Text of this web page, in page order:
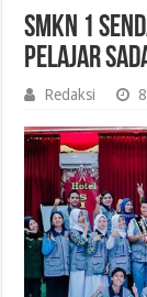
SMKN 1
Pelajar
Redaksi